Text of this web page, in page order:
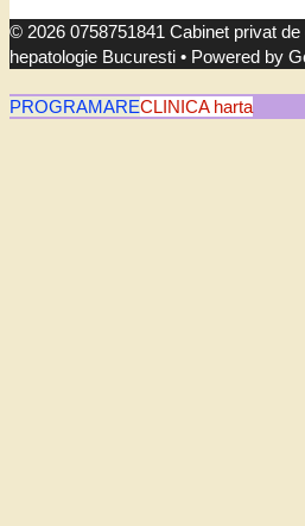
© 2026 0758751841 Cabinet privat
hepatologie Bucuresti • Powered by
PROGRAMARECLINICA harta